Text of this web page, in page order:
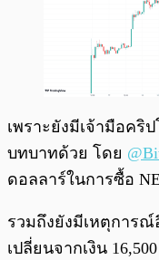
เพราะยังมีเจ้ามือคริ
บทบาทด้วย โดย
ดอลลาร์ในการซื้อ
รวมถึงยังมีเหตุการณ์
เปลี่ยนจากเงิน